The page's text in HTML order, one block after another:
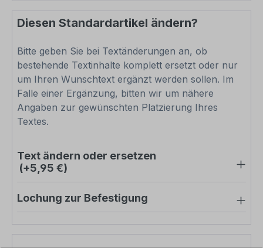
Diesen Standardartikel ändern?
Bitte geben Sie bei Textänderungen an, ob
bestehende Textinhalte komplett ersetzt oder nur
um Ihren Wunschtext ergänzt werden sollen. Im
Falle einer Ergänzung, bitten wir um nähere
Angaben zur gewünschten Platzierung Ihres
Textes.
Text ändern oder ersetzen
(+5,95 €)
Lochung zur Befestigung